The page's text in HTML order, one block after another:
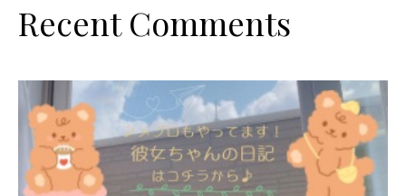
Recent Comments